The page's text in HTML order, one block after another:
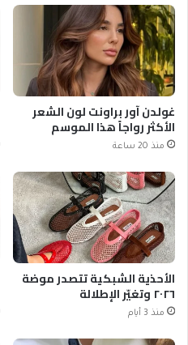
غولدن آور براونت لون الشعر
الأكثر رواجاً هذا الموسم
منذ 20 ساعة
الأحذية الشبكية تتصدر موضة
٢٠٢٦ وتغيّر الإطلالة
منذ 3 أيام